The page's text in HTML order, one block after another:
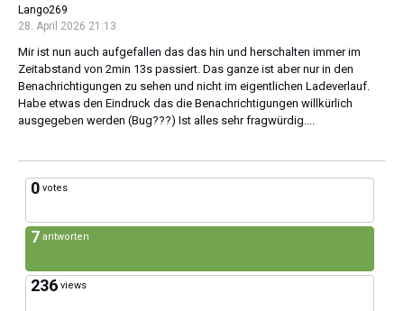
Lango269
28. April 2026 21:13
Mir ist nun auch aufgefallen das das hin und herschalten immer im
Zeitabstand von 2min 13s passiert. Das ganze ist aber nur in den
Benachrichtigungen zu sehen und nicht im eigentlichen Ladeverlauf.
Habe etwas den Eindruck das die Benachrichtigungen willkürlich
ausgegeben werden (Bug???) Ist alles sehr fragwürdig....
0 votes
7 antworten
236 views